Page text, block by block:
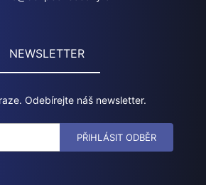
NEWSLETTER
Odebírejte náš newsletter.